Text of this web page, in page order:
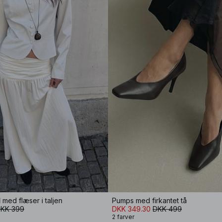
med flæser i taljen
399
Pumps med firkantet tå
DKK 349.30 DKK 499
2 farver